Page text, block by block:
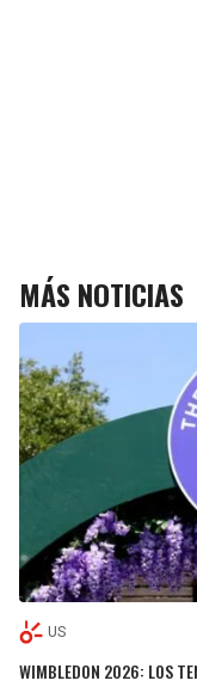
MÁS NOTICIAS
US
WIMBLEDON 2026: LOS